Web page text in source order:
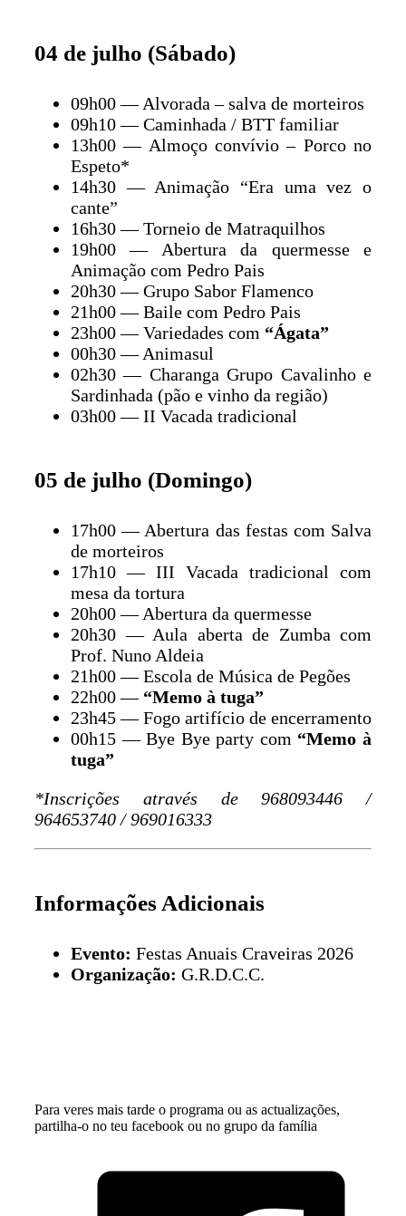
04 de julho (Sábado)
09h00 — Alvorada – salva de morteiros
09h10 — Caminhada / BTT familiar
13h00 — Almoço convívio – Porco no
Espeto*
14h30 — Animação “Era uma vez o
cante”
16h30 — Torneio de Matraquilhos
19h00 — Abertura da quermesse e
Animação com Pedro Pais
20h30 — Grupo Sabor Flamenco
21h00 — Baile com Pedro Pais
23h00 — Variedades com “Ágata”
00h30 — Animasul
02h30 — Charanga Grupo Cavalinho e
Sardinhada (pão e vinho da região)
03h00 — II Vacada tradicional
05 de julho (Domingo)
17h00 — Abertura das festas com Salva
de morteiros
17h10 — III Vacada tradicional com
mesa da tortura
20h00 — Abertura da quermesse
20h30 — Aula aberta de Zumba com
Prof. Nuno Aldeia
21h00 — Escola de Música de Pegões
22h00 — “Memo à tuga”
23h45 — Fogo artifício de encerramento
00h15 — Bye Bye party com “Memo à
tuga”
*Inscrições através de 968093446 /
964653740 / 969016333
Informações Adicionais
Evento: Festas Anuais Craveiras 2026
Organização: G.R.D.C.C.
Para veres mais tarde o programa ou as actualizações,
partilha-o no teu facebook ou no grupo da família